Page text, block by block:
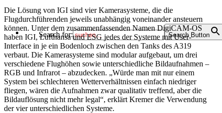
Search for: Search Button
Die Lösung von IGI sind vier Kamerasysteme, die die
Flugdurchführenden jeweils unabhängig voneinander ansteuern
können. Unter dem zusammenfassenden Namen DigiCAM-OS
haben IGI, Lufthansa und ESG jedes der Systeme mit User-
Interface in je ein Bodenloch zwischen den Tanks des A319
verbaut. Die Kamerasysteme sind modular aufgebaut, um drei
verschiedene Flughöhen sowie unterschiedliche Bildaufnahmen –
RGB und Infrarot – abzudecken. „Würde man mit nur einem
System bei schlechteren Wetterverhältnissen einfach niedriger
fliegen, wären die Aufnahmen zwar qualitativ treffend, aber die
Bildauflösung nicht mehr legal“, erklärt Kremer die Verwendung
der vier unterschiedlichen Systeme.